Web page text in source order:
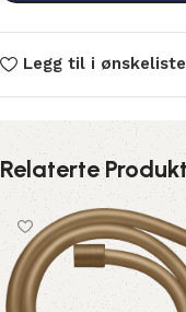
Legg til i ønskeliste
Relaterte